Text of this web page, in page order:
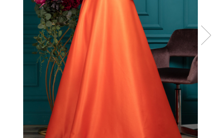
Rochii din dantela
Rochii din tafta
Rochii cu paiete
Rochii din tul
Rochii din catifea
Rochii din Barbie/Bistrech
Rochii din saten
Rochii cu imprimeu